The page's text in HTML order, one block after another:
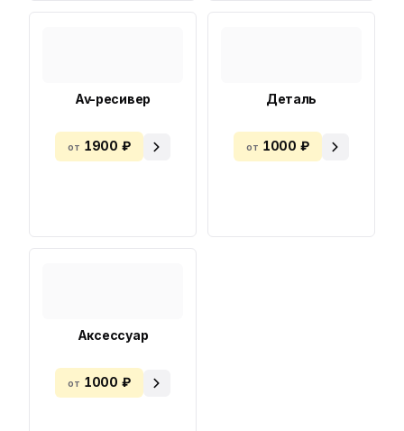
Av-ресивер
от 1900 ₽
Деталь
от 1000 ₽
Аксессуар
от 1000 ₽